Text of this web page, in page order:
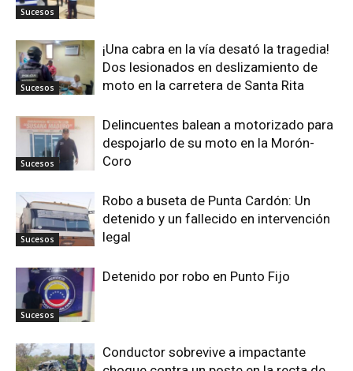
Sucesos
Sucesos
¡Una cabra en la vía desató la tragedia!
Dos lesionados en deslizamiento de
moto en la carretera de Santa Rita
Sucesos
Delincuentes balean a motorizado para
despojarlo de su moto en la Morón-
Coro
Sucesos
Robo a buseta de Punta Cardón: Un
detenido y un fallecido en intervención
legal
Sucesos
Detenido por robo en Punto Fijo
Conductor sobrevive a impactante